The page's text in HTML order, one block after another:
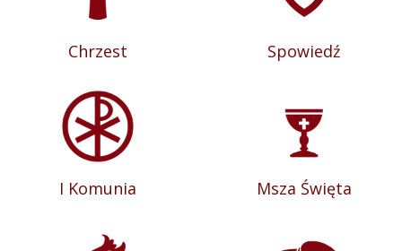
Chrzest Spowiedź
I Komunia Msza Święta